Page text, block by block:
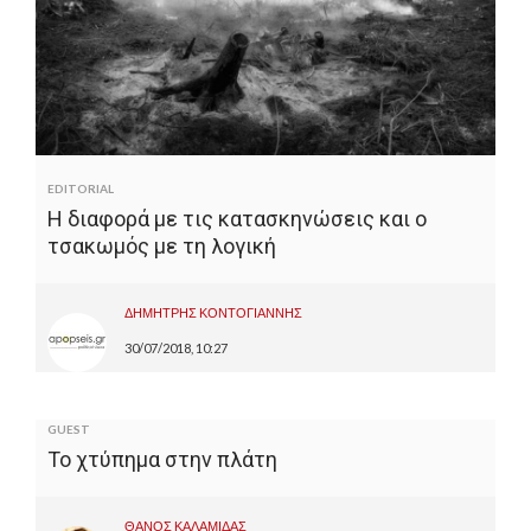
EDITORIAL
Η διαφορά με τις κατασκηνώσεις και ο
τσακωμός με τη λογική
ΔΗΜΗΤΡΗΣ ΚΟΝΤΟΓΙΑΝΝΗΣ
30/07/2018, 10:27
GUEST
Το χτύπημα στην πλάτη
ΘΑΝΟΣ ΚΑΛΑΜΙΔΑΣ